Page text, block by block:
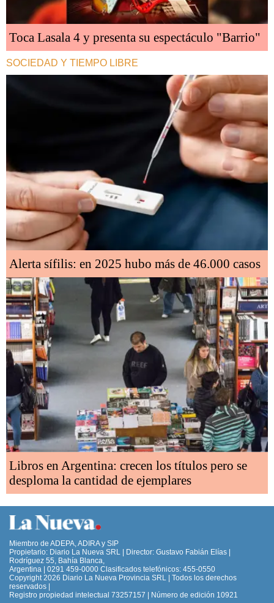
Toca Lasala 4 y presenta su espectáculo "Barrio"
SOCIEDAD Y TIEMPO LIBRE
Alerta sífilis: en 2025 hubo más de 46.000 casos
Libros en Argentina: crecen los títulos pero se
desploma la cantidad de ejemplares
Miembro de ADEPA, ADIRA y SIP
Propietario: Diario La Nueva SRL | Director: Gustavo Fabián Elías |
Rodríguez 55, Bahía Blanca,
Argentina | 0291 459-0000 Clasificados telefónicos: 455-0550
Copyright 2026 Diario La Nueva Provincia SRL | Todos los derechos
reservados |
Registro propiedad intelectual 73257157 | Número de edición 10921